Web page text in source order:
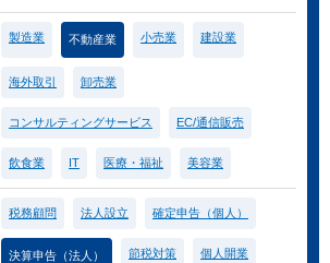
製造業 不動産業 小売業 建設業
海外取引 卸売業
コンサルティングサービス EC/通信販売
飲食業 IT 医療・福祉 美容業
税務顧問 法人設立 確定申告（個人）
決算申告（法人） 節税対策 個人開業